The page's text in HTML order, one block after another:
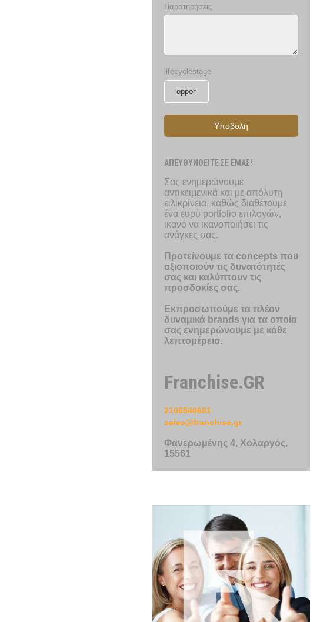
Παρατηρήσεις
lifecyclestage
Υποβολή
ΑΠΕΥΘΥΝΘΕΙΤΕ ΣΕ ΕΜΑΣ!
Σας ενημερώνουμε
αντικειμενικά και με απόλυτη
ειλικρίνεια, καθώς διαθέτουμε
ένα ευρύ portfolio επιλογών,
ικανό να ικανοποιήσει τις
ανάγκες σας.
Προτείνουμε τα concepts που
αξιοποιούν τις δυνατότητές
σας και καλύπτουν τις
προσδοκίες σας.
Εκπροσωπούμε τα πλέον
δυναμικά brands για τα οποία
σας ενημερώνουμε με κάθε
λεπτομέρεια.
Franchise.GR
2106540681
sales@franchise.gr
Φανερωμένης 4, Χολαργός,
15561